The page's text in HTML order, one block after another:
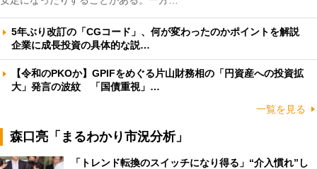
5年ぶり改訂の「CGコード」、何が変わったのかポイントを解説
企業に成長投資の具体的な説…
【令和のPKOか】GPIFをめぐる片山財務相の「円資産への投資拡
大」発言の波紋 「国債重視」…
一覧を見る
森口亮「まるわかり市況分析」
「トレンド転換のスイッチになり得る」“介入慣れ”し